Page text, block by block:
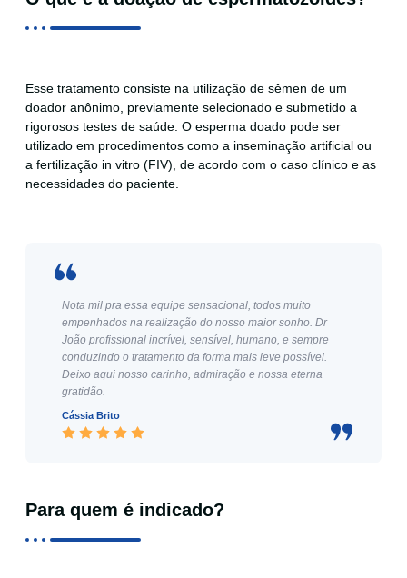
Esse tratamento consiste na utilização de sêmen de um
doador anônimo, previamente selecionado e submetido a
rigorosos testes de saúde. O esperma doado pode ser
utilizado em procedimentos como a inseminação artificial ou
a fertilização in vitro (FIV), de acordo com o caso clínico e as
necessidades do paciente.
Nota mil pra essa equipe sensacional, todos muito
empenhados na realização do nosso maior sonho. Dr
João profissional incrível, sensível, humano, e sempre
conduzindo o tratamento da forma mais leve possível.
Deixo aqui nosso carinho, admiração e nossa eterna
gratidão.
Cássia Brito
Para quem é indicado?